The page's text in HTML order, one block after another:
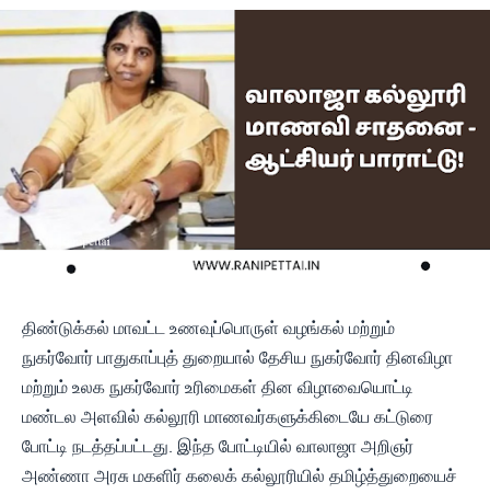
திண்டுக்கல் மாவட்ட உணவுப்பொருள் வழங்கல் மற்றும்
நுகர்வோர் பாதுகாப்புத் துறையால் தேசிய நுகர்வோர் தினவிழா
மற்றும் உலக நுகர்வோர் உரிமைகள் தின விழாவையொட்டி
மண்டல அளவில் கல்லூரி மாணவர்களுக்கிடையே கட்டுரை
போட்டி நடத்தப்பட்டது. இந்த போட்டியில் வாலாஜா அறிஞர்
அண்ணா அரசு மகளிர் கலைக் கல்லூரியில் தமிழ்த்துறையைச்